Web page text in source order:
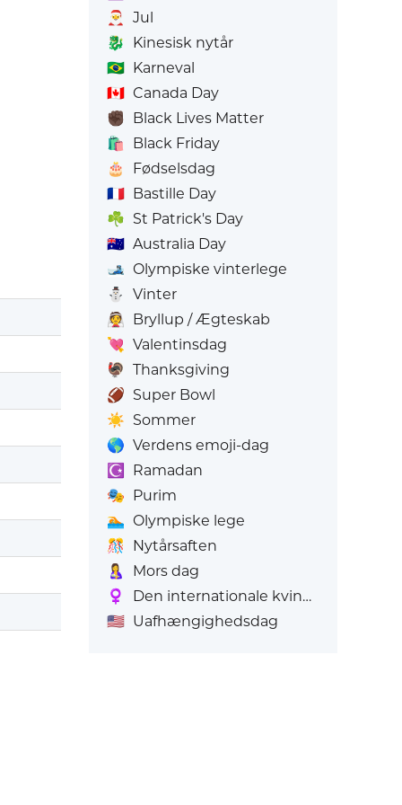
🎅
Jul
🐉
Kinesisk nytår
🇧🇷 Karneval
🇨🇦 Canada Day
✊🏿 Black Lives Matter
🛍️
Black Friday
🎂
Fødselsdag
🇫🇷 Bastille Day
☘️ St Patrick's Day
🇦🇺 Australia Day
🎿 Olympiske vinterlege
⛄
Vinter
👰 Bryllup / Ægteskab
💘 Valentinsdag
🦃 Thanksgiving
🏈 Super Bowl
☀️ Sommer
🌎 Verdens emoji-dag
☪️
Ramadan
🎭 Purim
🏊 Olympiske lege
🎊
Nytårsaften
🤱
Mors dag
♀️
Den internationale kvindedag
🇺🇸 Uafhængighedsdag